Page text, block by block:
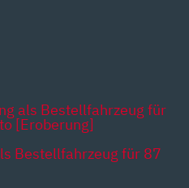
als Bestellfahrzeug für
[Eroberung]
Bestellfahrzeug für 87